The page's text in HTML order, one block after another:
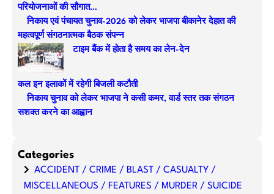
परियोजनाओं की सौगात…
निकाय एवं पंचायत चुनाव-2026 को लेकर भाजपा बीकानेर देहात की
महत्वपूर्ण संगठनात्मक बैठक संपन्न
टाइम बैंक में होता है समय का लेन-देन
कल इन इलाकों में रहेगी बिजली कटौती
निकाय चुनाव को लेकर भाजपा ने कसी कमर, वार्ड स्तर तक संगठन
सशक्त करने का आह्वान
Categories
ACCIDENT / CRIME / BLAST / CASUALTY /
MISCELLANEOUS / FEATURES / MURDER / SUICIDE